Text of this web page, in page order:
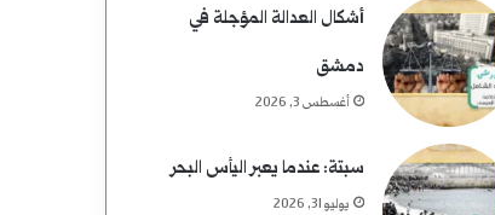
أشكال العدالة المؤجلة في
دمشق
أغسطس 3, 2026
سبتة: عندما يعبر اليأس البحر
يوليو 31, 2026